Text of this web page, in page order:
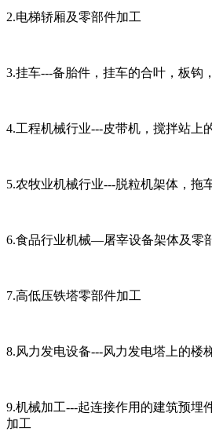
2.电梯轿厢及零部件加工
3.挂车---备胎件，挂车的合叶，板钩
4.工程机械行业---皮带机，搅拌站上
5.农牧业机械行业---脱粒机架体，拖
6.食品行业机械—屠宰设备架体及零
7.高低压铁塔零部件加工
8.风力发电设备---风力发电塔上的楼
9.机械加工---起连接作用的建筑预埋
加工